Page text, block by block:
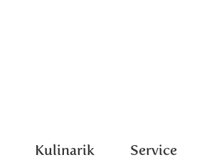
Kulinarik Service